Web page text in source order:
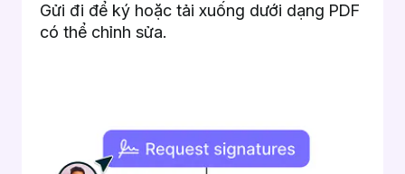
Gửi đi để ký hoặc tải xuống dưới dạng PDF
có thể chỉnh sửa.